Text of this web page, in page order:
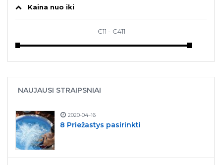
Kaina nuo iki
NAUJAUSI STRAIPSNIAI
2020-04-16
8 Priežastys pasirinkti